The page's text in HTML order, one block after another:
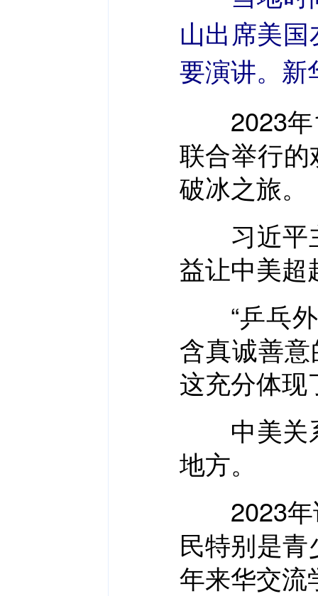
山出席美
要演讲。新
2023年
联合举行的
破冰之旅。
习近平主
益让中美超
“乒乓外
含真诚善
这充分体现
中美关系
地方。
2023年
民特别是
年来华交流